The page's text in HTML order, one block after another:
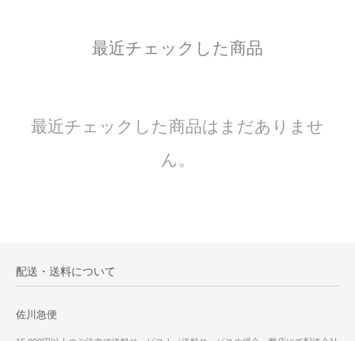
最近チェックした商品
最近チェックした商品はまだありませ
ん。
配送・送料について
佐川急便